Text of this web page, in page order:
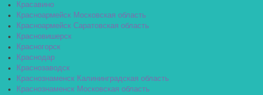
Красавино
Красноармейск Московская область
Красноармейск Саратовская область
Красновишерск
Красногорск
Краснодар
Краснозаводск
Краснознаменск Калининградская область
Краснознаменск Московская область